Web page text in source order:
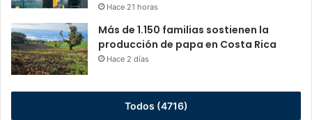
Hace 21 horas
Más de 1.150 familias sostienen la
producción de papa en Costa Rica
Hace 2 días
Todos (4716)